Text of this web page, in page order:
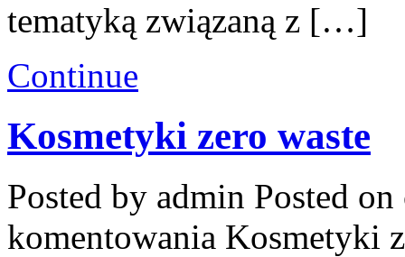
tematyką związaną z […]
Continue
Kosmetyki zero waste
Posted by admin Posted
komentowania Kosmetyki